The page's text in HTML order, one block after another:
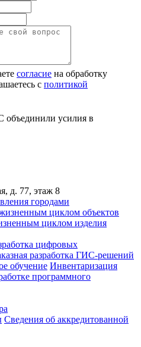
согласие на обработку
с политикой
д. 77, этаж 8
городами
циклом объектов
циклом изделия
цифровых
разработка ГИС‑решений
обучение Инвентаризация
программного
Сведения об аккредитованной